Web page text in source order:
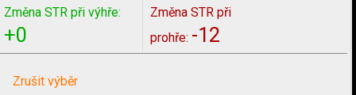
Změna STR při výhře:
+0
Změna STR při
prohře: -12
Zrušit výběr